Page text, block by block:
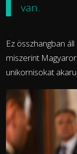
van.
Ez összhangban
miszerint
unikornisokat